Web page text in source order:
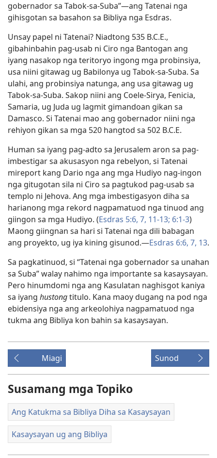
gobernador sa Tabok-sa-Suba”​—ang Tatenai nga
gihisgotan sa basahon sa Bibliya nga Esdras.
Unsay papel ni Tatenai? Niadtong 535 B.C.E.,
gibahinbahin pag-usab ni Ciro nga Bantogan ang
iyang nasakop nga teritoryo ingong mga probinsiya,
usa niini gitawag ug Babilonya ug Tabok-sa-Suba. Sa
ulahi, ang probinsiya natunga, ang usa gitawag ug
Tabok-sa-Suba. Sakop niini ang Coele-Sirya, Fenicia,
Samaria, ug Juda ug lagmit gimandoan gikan sa
Damasco. Si Tatenai mao ang gobernador niini nga
rehiyon gikan sa mga 520 hangtod sa 502 B.C.E.
Human sa iyang pag-adto sa Jerusalem aron sa pag-
imbestigar sa akusasyon nga rebelyon, si Tatenai
mireport kang Dario nga ang mga Hudiyo nag-ingon
nga gitugotan sila ni Ciro sa pagtukod pag-usab sa
templo ni Jehova. Ang mga imbestigasyon diha sa
harianong mga rekord nagpamatuod nga tinuod ang
giingon sa mga Hudiyo. (Esdras 5:6, 7, 11-13; 6:1-3)
Maong giingnan sa hari si Tatenai nga dili babagan
ang proyekto, ug iya kining gisunod.​—Esdras 6:6, 7, 13.
Sa pagkatinuod, si “Tatenai nga gobernador sa unahan
sa Suba” walay nahimo nga importante sa kasaysayan.
Pero hinumdomi nga ang Kasulatan naghisgot kaniya
sa iyang hustongtitulo. Kana maoy dugang na pod nga
ebidensiya nga ang arkeolohiya nagpamatuod nga
tukma ang Bibliya kon bahin sa kasaysayan.
Miagi Sunod
Susamang mga Topiko
Ang Katukma sa Bibliya Diha sa Kasaysayan
Kasaysayan ug ang Bibliya